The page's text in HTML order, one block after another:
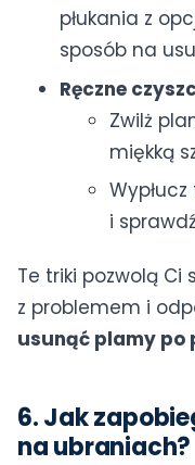
płukania z
sposób na
Ręczne
Zwilż
miękką
i
Te triki pozwolą Ci
z problemem i
usunąć plamy po
6. Jak
na ubraniach?